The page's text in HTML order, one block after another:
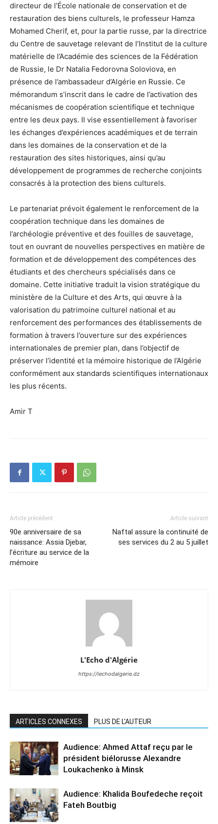
directeur de l’École nationale de conservation et de
restauration des biens culturels, le professeur Hamza
Mohamed Cherif, et, pour la partie russe, par la directrice
du Centre de sauvetage relevant de l’Institut de la culture
matérielle de l’Académie des sciences de la Fédération
de Russie, le Dr Natalia Fedorovna Soloviova, en
présence de l’ambassadeur d’Algérie en Russie. Ce
mémorandum s’inscrit dans le cadre de l’activation des
mécanismes de coopération scientifique et technique
entre les deux pays. Il vise essentiellement à favoriser
les échanges d’expériences académiques et de terrain
dans les domaines de la conservation et de la
restauration des sites historiques, ainsi qu’au
développement de programmes de recherche conjoints
consacrés à la protection des biens culturels.
Le partenariat prévoit également le renforcement de la
coopération technique dans les domaines de
l’archéologie préventive et des fouilles de sauvetage,
tout en ouvrant de nouvelles perspectives en matière de
formation et de développement des compétences des
étudiants et des chercheurs spécialisés dans ce
domaine. Cette initiative traduit la vision stratégique du
ministère de la Culture et des Arts, qui œuvre à la
valorisation du patrimoine culturel national et au
renforcement des performances des établissements de
formation à travers l’ouverture sur des expériences
internationales de premier plan, dans l’objectif de
préserver l’identité et la mémoire historique de l’Algérie
conformément aux standards scientifiques internationaux
les plus récents.
Amir T
Article précédent
90e anniversaire de sa
naissance: Assia Djebar,
l’écriture au service de la
mémoire
Article suivant
Naftal assure la continuité de
ses services du 2 au 5 juillet
L'Echo d'Algérie
https://lechodalgerie.dz
ARTICLES CONNEXES PLUS DE L'AUTEUR
Audience: Ahmed Attaf reçu par le
président biélorusse Alexandre
Loukachenko à Minsk
Audience: Khalida Boufedeche reçoit
Fateh Boutbig